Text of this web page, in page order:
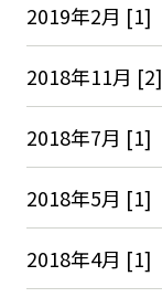
2019年2月 [1]
2018年11月 [2]
2018年7月 [1]
2018年5月 [1]
2018年4月 [1]